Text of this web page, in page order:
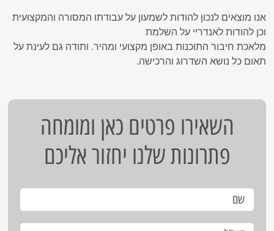
אנו מוצאים לנכון להודות לשמעון על עבודתו המסורה והמקצועית
וכן להודות לאנדריי על השלמת
מלאכת חיבור התוכנות באופן מקצועי ומהיר. ותודה גם לעינת על
תאום כל נושא השדרוג והרכישה.
השאירו פרטים כאן ומומחה
פתרונות שלנו יחזור אליכם